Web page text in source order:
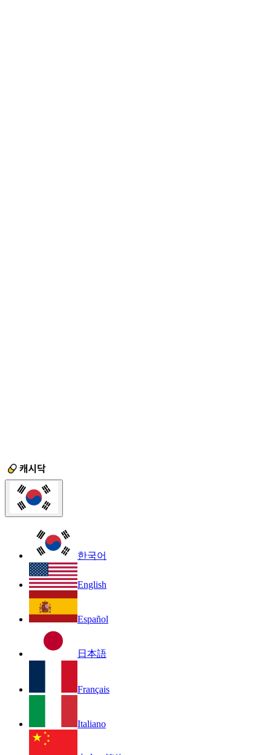
한국어
English
Español
日本語
Français
Italiano